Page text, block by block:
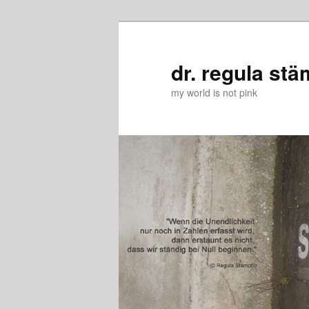
dr. regula
my world is not pink